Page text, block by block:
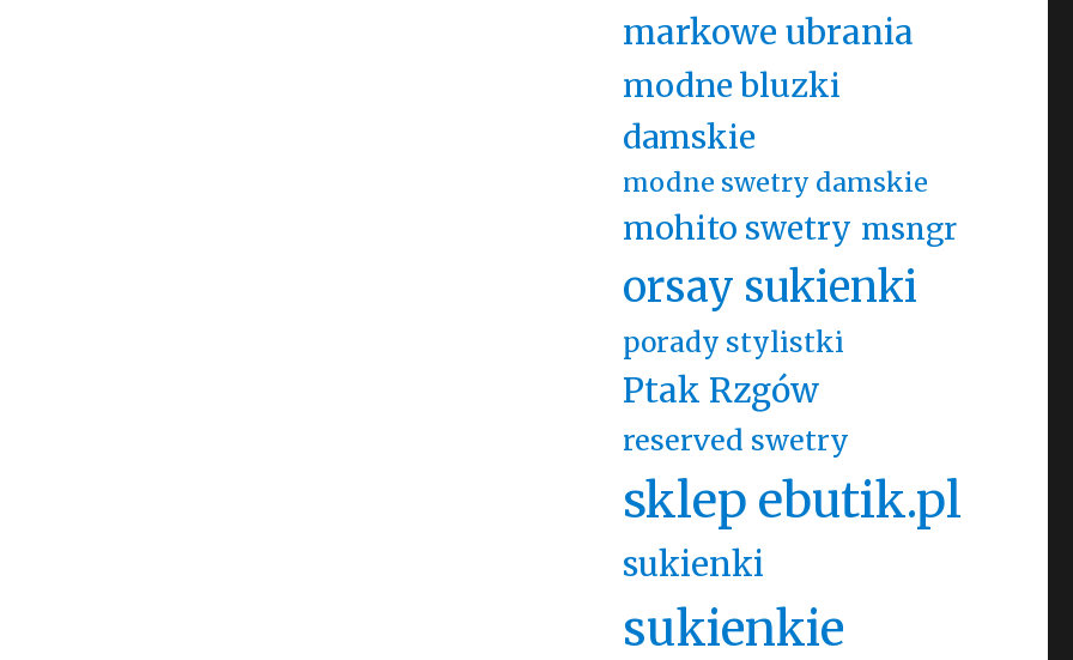
markowe ubrania
modne bluzki
damskie
modne swetry damskie
mohito swetry msngr
orsay sukienki
porady stylistki
Ptak Rzgów
reserved swetry
sklep ebutik.pl
sukienki
sukienkie